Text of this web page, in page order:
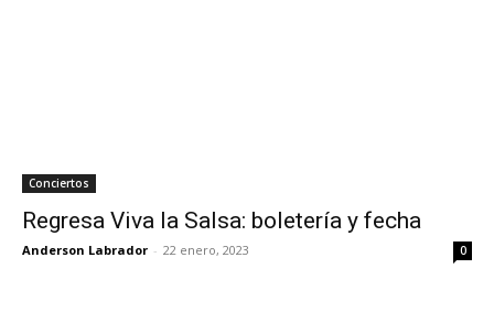
Conciertos
Regresa Viva la Salsa: boletería y fecha
Anderson Labrador - 22 enero, 2023 0